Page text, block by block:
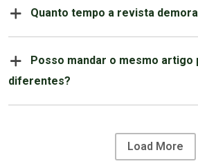
Quanto tempo a revista
Posso mandar o mesmo artigo
diferentes?
Load More